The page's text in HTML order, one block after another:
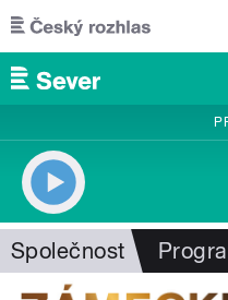
Přejít k hlavnímu obsahu
Společnost